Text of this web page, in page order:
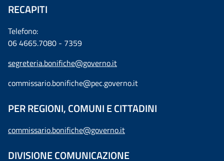
RECAPITI
Telefono:
06 4665.7080 - 7359
segreteria.bonifiche@governo.it
commissario.bonifiche@pec.governo.it
PER REGIONI, COMUNI E CITTADINI
commissario.bonifiche@governo.it
DIVISIONE COMUNICAZIONE